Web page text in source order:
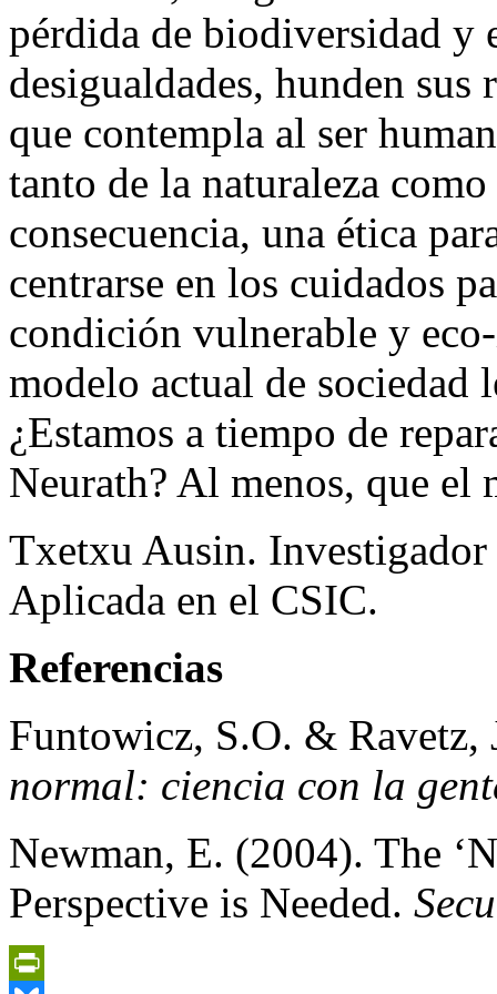
pérdida de biodiversidad y
desigualdades, hunden
que contempla al ser
tanto de la naturaleza
consecuencia, una ética
centrarse en los cuidados
condición vulnerable y
modelo actual de sociedad
¿Estamos a tiempo de
Neurath? Al menos, que el
Txetxu Ausin.
Aplicada en el CSIC.
Referencias
Funtowicz, S.O. &
normal: ciencia con la
Newman, E. (2004). The
Perspective is Needed.